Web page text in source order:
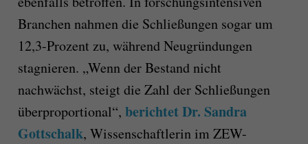
Branchen nahmen die Schließungen sogar um
12,3-Prozent zu, während Neugründungen
stagnieren. „Wenn der Bestand nicht
nachwächst, steigt die Zahl der Schließungen
überproportional“, berichtet Dr. Sandra
Gottschalk, Wissenschaftlerin im ZEW-